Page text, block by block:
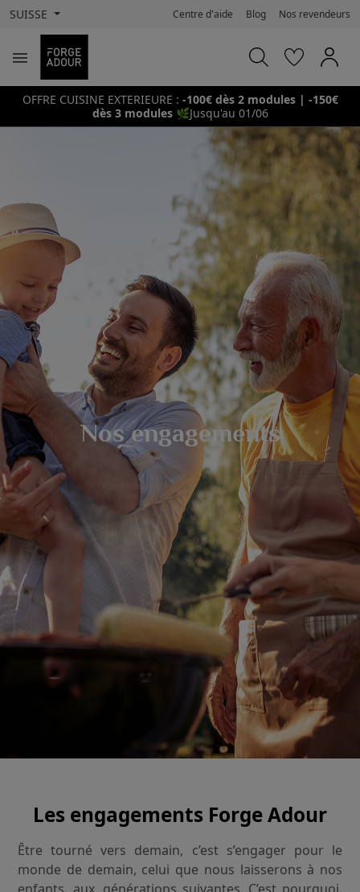
SUISSE Centre d'aide Blog Nos revendeurs

OFFRE CUISINE EXTERIEURE : -100€ dès 2 modules | -150€
dès 3 modules 🌿Jusqu'au 01/06
Nos engagements
Les engagements Forge Adour
Être tourné vers demain, c’est s’engager pour le
monde de demain, celui que nous laisserons à nos